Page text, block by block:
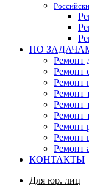
ПО
Ремонт
Ремонт
Ремонт
Ремонт
Ремонт
Ремонт
Ремонт
Ремонт
Ремонт
КОНТАКТЫ
Для юр. лиц